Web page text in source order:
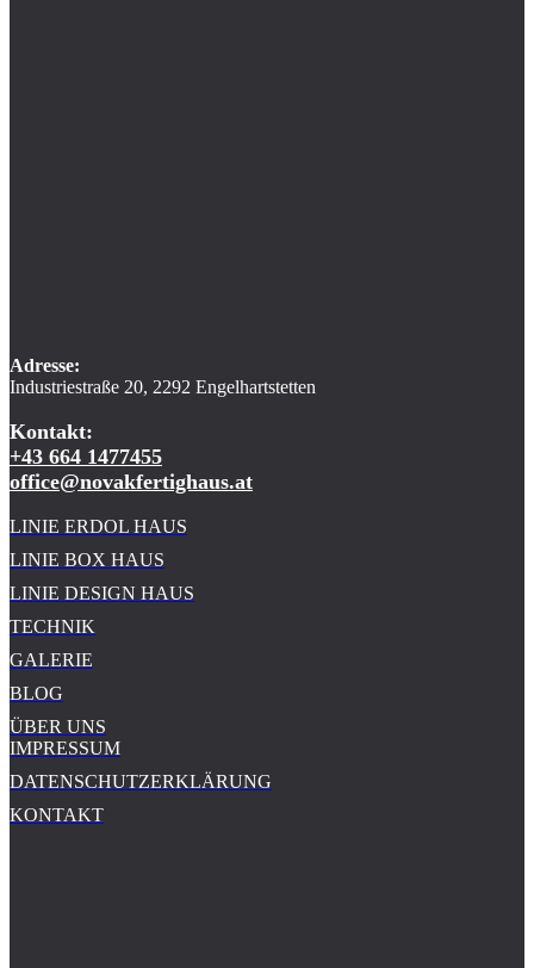
Adresse:
Industriestraße 20, 2292 Engelhartstetten
Kontakt:
+43 664 1477455
office@novakfertighaus.at
LINIE ERDOL HAUS
LINIE BOX HAUS
LINIE DESIGN HAUS
TECHNIK
GALERIE
BLOG
ÜBER UNS
IMPRESSUM
DATENSCHUTZERKLÄRUNG
KONTAKT